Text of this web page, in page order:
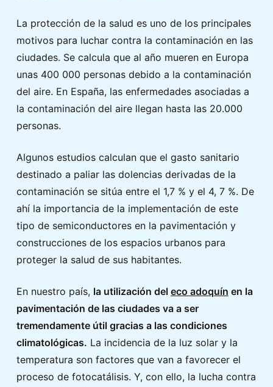
La protección de la salud es uno de los principales
motivos para luchar contra la contaminación en las
ciudades. Se calcula que al año mueren en Europa
unas 400 000 personas debido a la contaminación
del aire. En España, las enfermedades asociadas a
la contaminación del aire llegan hasta las 20.000
personas.
Algunos estudios calculan que el gasto sanitario
destinado a paliar las dolencias derivadas de la
contaminación se sitúa entre el 1,7 % y el 4, 7 %. De
ahí la importancia de la implementación de este
tipo de semiconductores en la pavimentación y
construcciones de los espacios urbanos para
proteger la salud de sus habitantes.
En nuestro país, la utilización del eco adoquín en la
pavimentación de las ciudades va a ser
tremendamente útil gracias a las condiciones
climatológicas. La incidencia de la luz solar y la
temperatura son factores que van a favorecer el
proceso de fotocatálisis. Y, con ello, la lucha contra